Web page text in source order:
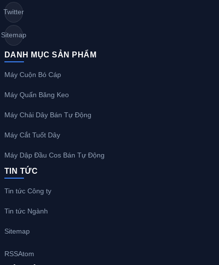
Twitter
Sitemap
DANH MỤC SẢN PHẨM
Máy Cuộn Bó Cáp
Máy Quấn Băng Keo
Máy Chải Dây Bán Tự Động
Máy Cắt Tuốt Dây
Máy Dập Đầu Cos Bán Tự Động
TIN TỨC
Tin tức Công ty
Tin tức Ngành
Sitemap
RSSAtom